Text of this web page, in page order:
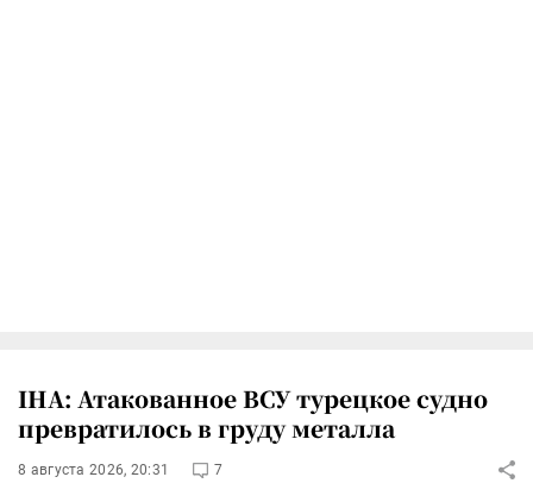
IHA: Атакованное ВСУ турецкое судно
превратилось в груду металла
8 августа 2026, 20:31 7